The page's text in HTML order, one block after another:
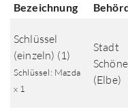
Bezeichnung
Schlüssel
(einzeln) (1)
Schlüssel: Mazda
x 1
Stadt
(Elbe)